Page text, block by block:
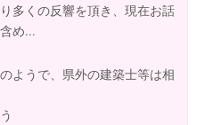
多くの反響を頂き、現在お話
め...
ようで、県外の建築士等は相